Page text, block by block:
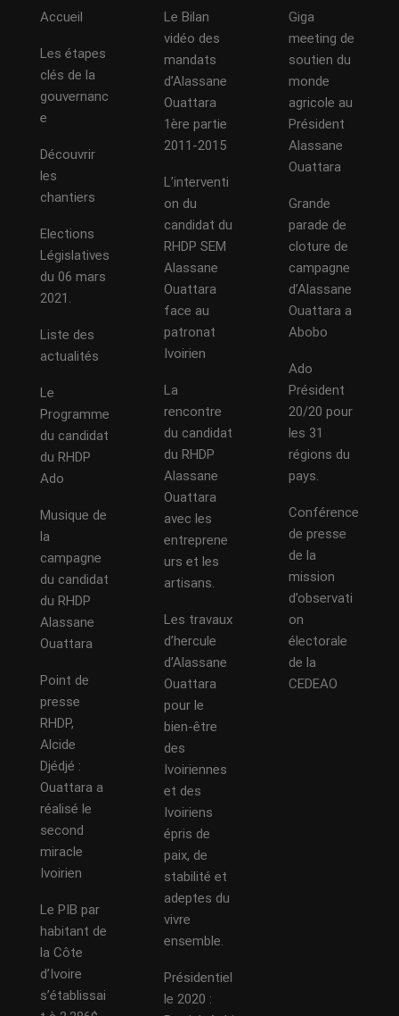
Accueil
Les étapes
clés de la
gouvernanc
e
Découvrir
les
chantiers
Elections
Législatives
du 06 mars
2021.
Liste des
actualités
Le
Programme
du candidat
du RHDP
Ado
Musique de
la
campagne
du candidat
du RHDP
Alassane
Ouattara
Point de
presse
RHDP,
Alcide
Djédjé :
Ouattara a
réalisé le
second
miracle
Ivoirien
Le PIB par
habitant de
la Côte
d’Ivoire
s’établissai
Le Bilan
vidéo des
mandats
d’Alassane
Ouattara
1ère partie
2011-2015
L’interventi
on du
candidat du
RHDP SEM
Alassane
Ouattara
face au
patronat
Ivoirien
La
rencontre
du candidat
du RHDP
Alassane
Ouattara
avec les
entreprene
urs et les
artisans.
Les travaux
d’hercule
d’Alassane
Ouattara
pour le
bien-être
des
Ivoiriennes
et des
Ivoiriens
épris de
paix, de
stabilité et
adeptes du
vivre
ensemble.
Présidentiel
le 2020 :
Giga
meeting de
soutien du
monde
agricole au
Président
Alassane
Ouattara
Grande
parade de
cloture de
campagne
d’Alassane
Ouattara a
Abobo
Ado
Président
20/20 pour
les 31
régions du
pays.
Conférence
de presse
de la
mission
d’observati
on
électorale
de la
CEDEAO